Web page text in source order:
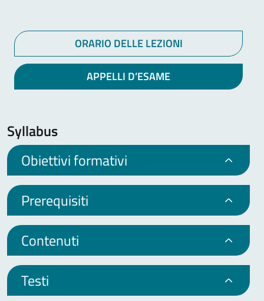
ORARIO DELLE LEZIONI
APPELLI D’ESAME
Syllabus
Obiettivi formativi
Prerequisiti
Contenuti
Testi